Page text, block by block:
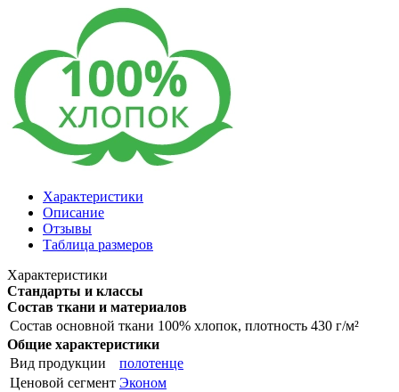
Характеристики
Описание
Отзывы
Таблица размеров
Характеристики
Стандарты и классы
Состав ткани и материалов
Состав основной ткани 100% хлопок, плотность 430 г/м²
Общие характеристики
Вид продукции
полотенце
Ценовой сегмент Эконом